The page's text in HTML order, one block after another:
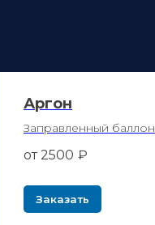
Аргон
Заправленный баллон
от 2500 ₽
Заказать